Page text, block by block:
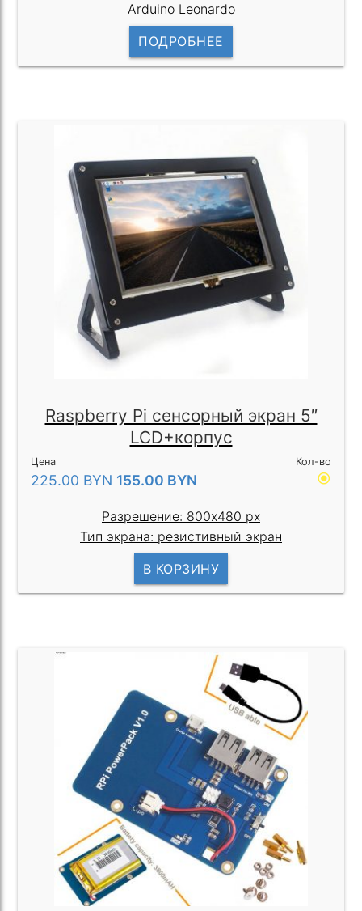
Arduino Leonardo
ПОДРОБНЕЕ
Raspberry Pi сенсорный экран 5″
LCD+корпуc
Цена
225.00BYN 155.00 BYN
Кол-во
radio_button_checked
Разрешение: 800x480 px
Тип экрана: резистивный экран
В КОРЗИНУ